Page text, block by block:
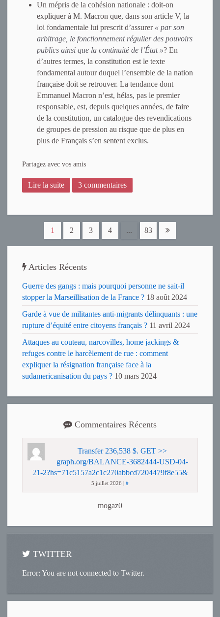
Un mépris de la cohésion nationale : doit-on
expliquer à M. Macron que, dans son article V, la
loi fondamentale lui prescrit d’assurer « par son
arbitrage, le fonctionnement régulier des pouvoirs
publics ainsi que la continuité de l’État »? En
d’autres termes, la constitution est le texte
fondamental autour duquel l’ensemble de la nation
française doit se retrouver. La tendance dont
Emmanuel Macron n’est, hélas, pas le premier
responsable, est, depuis quelques années, de faire
de la constitution, un catalogue des revendications
de groupes de pression au risque que de plus en
plus de Français s’en sentent exclus.
Partagez avec vos amis
Lire la suite 3 commentaires
1 2 3 4 ... 83
Articles Récents
Guerre des gangs : mais pourquoi personne ne sait-il
stopper la Marseillisation de la France ? 18 août 2024
Garde à vue de militantes anti-migrants délinquants : une
rupture d’équité entre citoyens français ? 11 avril 2024
Attaques au couteau, narcovilles, home jackings &
refuges contre le harcèlement de rue : comment
expliquer la résignation française face à la
sudamericanisation du pays ? 10 mars 2024
Commentaires Récents
Transfer 236,538 $. GET >>
graph.org/BALANCE-3682444-USD-04-
21-2?hs=71c5157a2c1c270abbcd7204479f8e55&
5 juillet 2026 | #
mogaz0
TWITTER
Error: You are not connected to Twitter.